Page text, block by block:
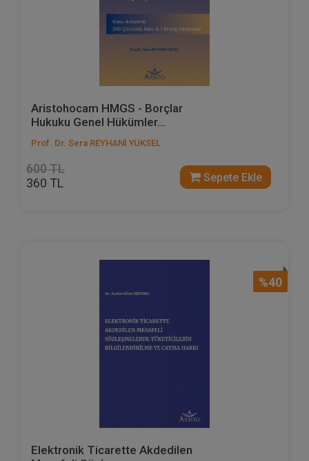
Aristohocam HMGS - Borçlar
Hukuku Genel Hükümler...
Prof. Dr. Sera REYHANİ YÜKSEL
600 TL
360 TL Sepete Ekle
%40
Elektronik Ticarette Akdedilen